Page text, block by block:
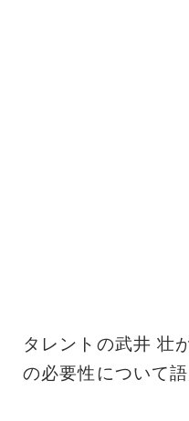
タレントの武井 壮
の必要性について語